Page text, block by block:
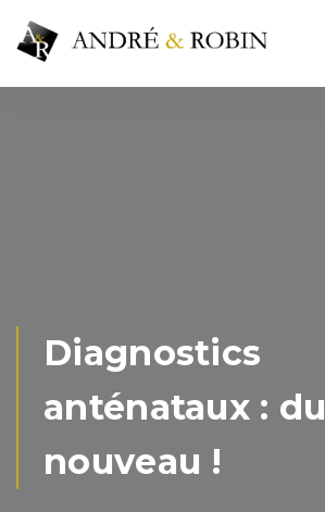
Diagnostics
anténataux : du
nouveau !